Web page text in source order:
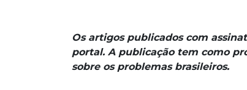
Os artigos publicados com
portal. A publicação tem como
sobre os problemas brasileiros.